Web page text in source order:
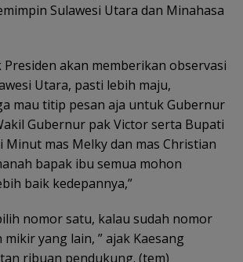
Sulawesi Utara dan Minahasa
Presiden akan memberikan observasi
Utara, pasti lebih maju,
mau titip pesan aja untuk Gubernur
Gubernur pak Victor serta Bupati
Minut mas Melky dan mas Christian
bapak ibu semua mohon
baik kedepannya,”
nomor satu, kalau sudah nomor
yang lain, ” ajak Kaesang
ribuan pendukung. (tem)